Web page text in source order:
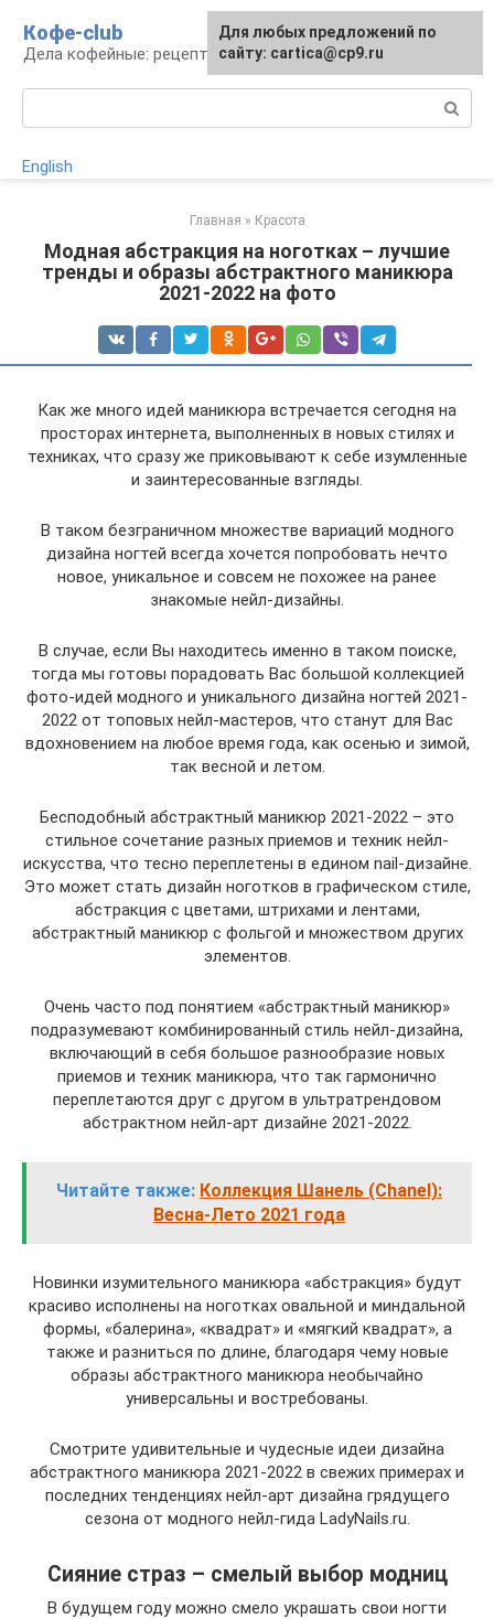
контенту
Кофе-club
Дела кофейные: рецепты и приготовление
English
Главная » Красота
Модная абстракция на ноготках – лучшие
тренды и образы абстрактного маникюра
2021-2022 на фото
Как же много идей маникюра встречается сегодня на
просторах интернета, выполненных в новых стилях и
техниках, что сразу же приковывают к себе изумленные
и заинтересованные взгляды.
В таком безграничном множестве вариаций модного
дизайна ногтей всегда хочется попробовать нечто
новое, уникальное и совсем не похожее на ранее
знакомые нейл-дизайны.
В случае, если Вы находитесь именно в таком поиске,
тогда мы готовы порадовать Вас большой коллекцией
фото-идей модного и уникального дизайна ногтей 2021-
2022 от топовых нейл-мастеров, что станут для Вас
вдохновением на любое время года, как осенью и зимой,
так весной и летом.
Бесподобный абстрактный маникюр 2021-2022 – это
стильное сочетание разных приемов и техник нейл-
искусства, что тесно переплетены в едином nail-дизайне.
Это может стать дизайн ноготков в графическом стиле,
абстракция с цветами, штрихами и лентами,
абстрактный маникюр с фольгой и множеством других
элементов.
Очень часто под понятием «абстрактный маникюр»
подразумевают комбинированный стиль нейл-дизайна,
включающий в себя большое разнообразие новых
приемов и техник маникюра, что так гармонично
переплетаются друг с другом в ультратрендовом
абстрактном нейл-арт дизайне 2021-2022.
Читайте также: Коллекция Шанель (Chanel):
Весна-Лето 2021 года
Новинки изумительного маникюра «абстракция» будут
красиво исполнены на ноготках овальной и миндальной
формы, «балерина», «квадрат» и «мягкий квадрат», а
также и разниться по длине, благодаря чему новые
образы абстрактного маникюра необычайно
универсальны и востребованы.
Смотрите удивительные и чудесные идеи дизайна
абстрактного маникюра 2021-2022 в свежих примерах и
последних тенденциях нейл-арт дизайна грядущего
сезона от модного нейл-гида LadyNails.ru.
Сияние страз – смелый выбор модниц
В будущем году можно смело украшать свои ногти
Для любых предложений по
сайту: cartica@cp9.ru